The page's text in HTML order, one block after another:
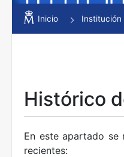
Mostrar/Ocultar
Mostrar/Ocultar
Inicio Institución
Histórico
En este apartado se
recientes: